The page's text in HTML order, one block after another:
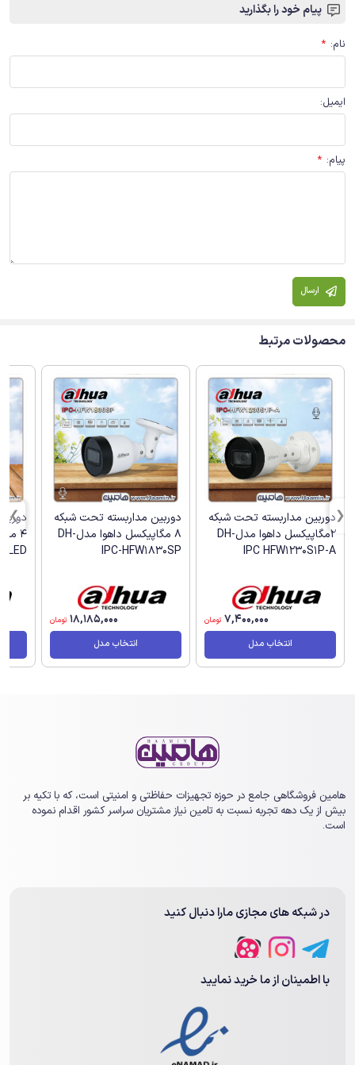
پیام خود را بگذارید
نام:
*
ایمیل:
پیام:
*
ارسال
محصولات مرتبط
دوربین مداربسته تحت شبکه
2مگاپیکسل داهوا مدلDH-
IPC HFW1230S1P-A
7,400,000 تومان
انتخاب مدل
دوربین مداربسته تحت شبکه
8 مگاپیکسل داهوا مدلDH-
IPC-HFW1830SP
18,185,000 تومان
انتخاب مدل
LED
هامین فروشگاهی جامع در حوزه تجهیزات حفاظتی و امنیتی است، که با تکیه بر
بیش از یک ‏دهه تجربه نسبت به تامین نیاز مشتریان سراسر کشور اقدام نموده
است.
در شبکه های مجازی مارا دنبال کنید
با اطمینان از ما خرید نمایید